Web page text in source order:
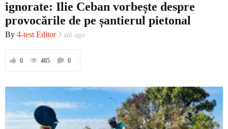
ignorate: Ilie Ceban vorbește despre
provocările de pe șantierul pietonal
By 4-test Editor 3 ani ago
0 485 0